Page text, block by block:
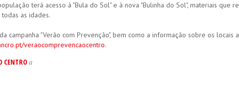
terá acesso à "Bula do Sol" e à nova "Bulinha do Sol", materiais que
as idades.
campanha "Verão com Prevenção", bem como a informação sobre os
veraocomprevencaocentro.
CENTRO a